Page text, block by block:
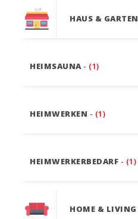
HAUS & GARTEN
HEIMSAUNA - (1)
HEIMWERKEN - (1)
HEIMWERKERBEDARF - (1)
HOME & LIVING